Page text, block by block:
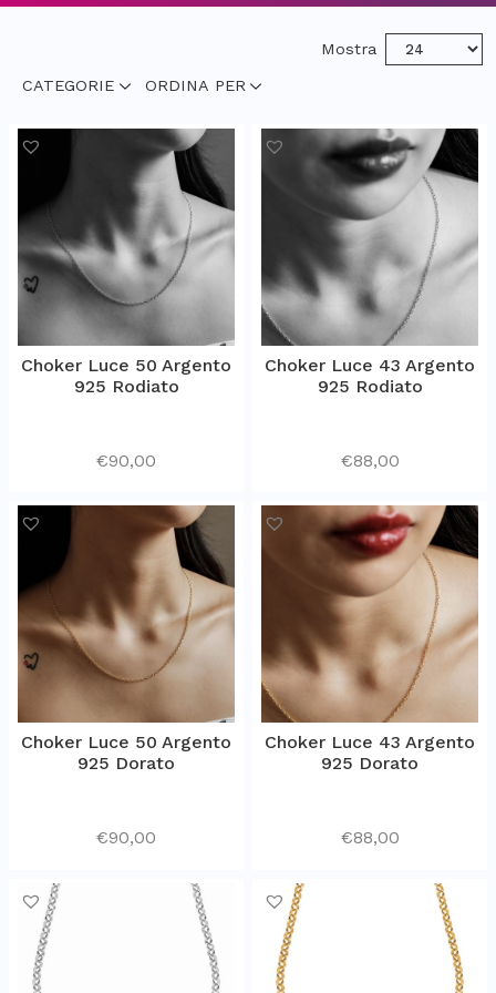
CATEGORIE ORDINA PER
Mostra
Choker Luce 50 Argento
925 Rodiato
€90,00
Choker Luce 43 Argento
925 Rodiato
€88,00
Choker Luce 50 Argento
925 Dorato
€90,00
Choker Luce 43 Argento
925 Dorato
€88,00